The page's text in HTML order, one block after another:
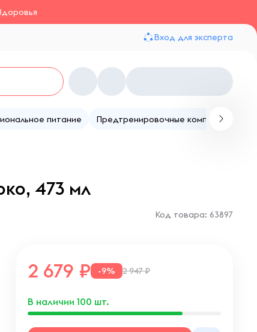
Вход для эксперта
питание Предтренировочные комплексы
473 мл
Код товара: 63897
2 679 -9% 2 947 ₽
В наличии 100 шт.